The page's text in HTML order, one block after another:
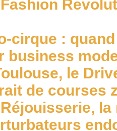
cirque :
business
le
de courses